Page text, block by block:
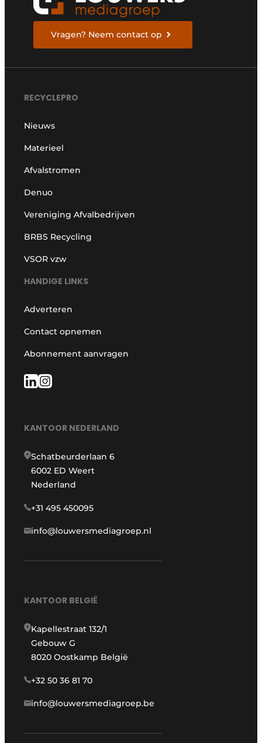
Vragen? Neem contact op
RECYCLEPRO
Nieuws
Materieel
Afvalstromen
Denuo
Vereniging Afvalbedrijven
BRBS Recycling
VSOR vzw
HANDIGE LINKS
Adverteren
Contact opnemen
Abonnement aanvragen
KANTOOR NEDERLAND
Schatbeurderlaan 6
6002 ED Weert
Nederland
+31 495 450095
info@louwersmediagroep.nl
KANTOOR BELGIË
Kapellestraat 132/1
Gebouw G
8020 Oostkamp België
+32 50 36 81 70
info@louwersmediagroep.be